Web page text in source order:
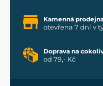
Kamenná
otevřena 7 dní v
Doprava na
od 79,- Kč